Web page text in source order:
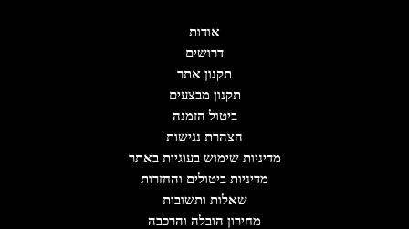
אודות
דרושים
תקנון אתר
תקנון מבצעים
ביטול הזמנה
הצהרת נגישות
מדיניות שימוש בעוגיות באתר
מדיניות ביטולים והחזרות
שאלות ותשובות
מחירון הובלה והרכבה